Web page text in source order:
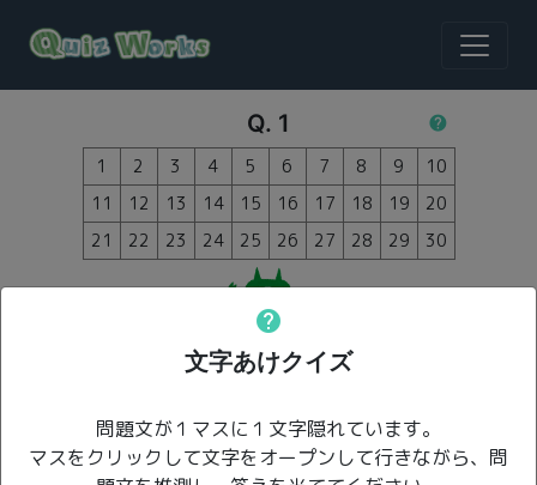
help
Q. 1
1 2 3 4 5 6 7 8 9
10
11
12 13 14 15 16 17 18 19
20
21
22 23 24 25 26 27 28 29 30
HP 400
＼ボタンを押してスタート！／
help
文字あけクイズ
問題文が１マスに１文字隠れています。
マスをクリックして文字をオープンして行きながら、問